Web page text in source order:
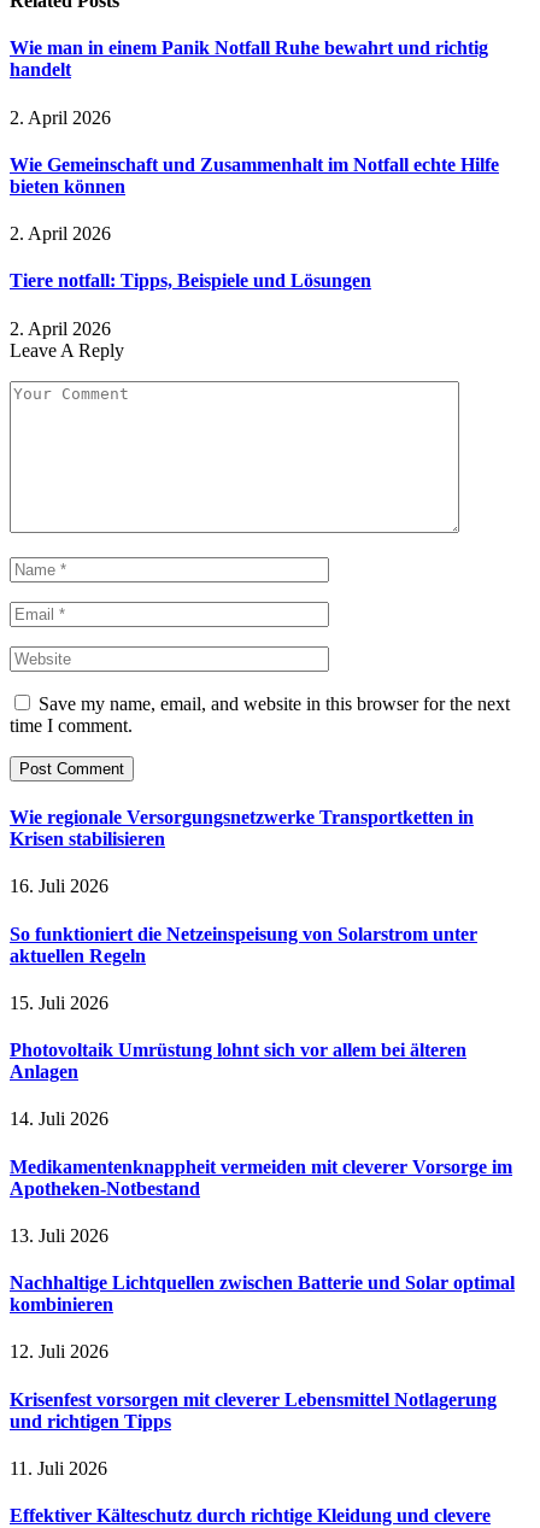
Wie man in einem Panik Notfall Ruhe bewahrt und richtig
handelt
2. April 2026
Wie Gemeinschaft und Zusammenhalt im Notfall echte Hilfe
bieten können
2. April 2026
Tiere notfall: Tipps, Beispiele und Lösungen
2. April 2026
Leave A Reply
Save my name, email, and website in this browser for the next
time I comment.
Wie regionale Versorgungsnetzwerke Transportketten in
Krisen stabilisieren
16. Juli 2026
So funktioniert die Netzeinspeisung von Solarstrom unter
aktuellen Regeln
15. Juli 2026
Photovoltaik Umrüstung lohnt sich vor allem bei älteren
Anlagen
14. Juli 2026
Medikamentenknappheit vermeiden mit cleverer Vorsorge im
Apotheken-Notbestand
13. Juli 2026
Nachhaltige Lichtquellen zwischen Batterie und Solar optimal
kombinieren
12. Juli 2026
Krisenfest vorsorgen mit cleverer Lebensmittel Notlagerung
und richtigen Tipps
11. Juli 2026
Effektiver Kälteschutz durch richtige Kleidung und clevere